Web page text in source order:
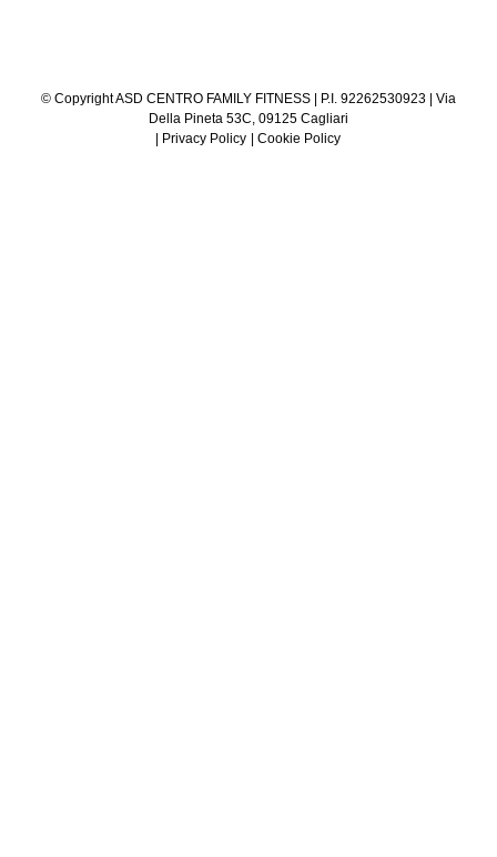
© Copyright ASD CENTRO FAMILY FITNESS | P.I. 92262530923 | Via
Della Pineta 53C, 09125 Cagliari
| Privacy Policy
| Cookie Policy